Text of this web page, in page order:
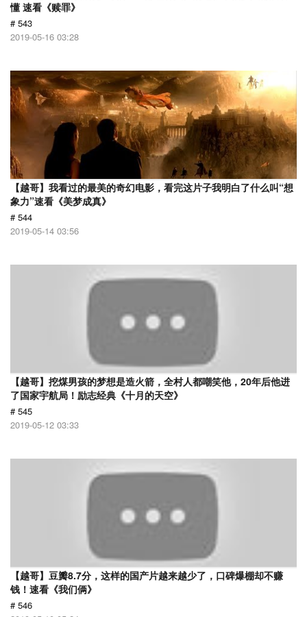
懂 速看《赎罪》
# 543
2019-05-16 03:28
【越哥】我看过的最美的奇幻电影，看完这片子我明白了什么叫“想
象力”速看《美梦成真》
# 544
2019-05-14 03:56
【越哥】挖煤男孩的梦想是造火箭，全村人都嘲笑他，20年后他进
了国家宇航局！励志经典《十月的天空》
# 545
2019-05-12 03:33
【越哥】豆瓣8.7分，这样的国产片越来越少了，口碑爆棚却不赚
钱！速看《我们俩》
# 546